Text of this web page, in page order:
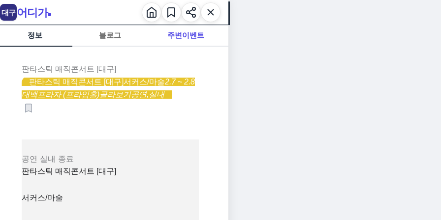
정보 블로그 주변이벤트
판타스틱 매직콘서트 [대구]
판타스틱 매직콘서트 [대구]서커스/마술2.7 ~ 2.8
대백프라자 (프라임홀)골라보기공연,실내
공연 실내 종료
판타스틱 매직콘서트 [대구]
서커스/마술
대구 어디가